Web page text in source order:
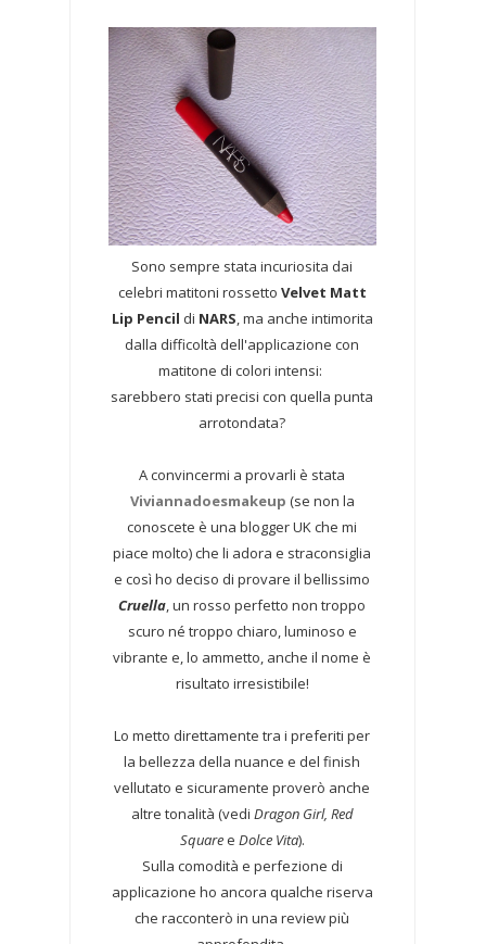
Sono sempre stata incuriosita dai
celebri matitoni rossetto Velvet Matt
Lip Pencil di NARS, ma anche intimorita
dalla difficoltà dell'applicazione con
matitone di colori intensi:
sarebbero stati precisi con quella punta
arrotondata?
A convincermi a provarli è stata
Viviannadoesmakeup (se non la
conoscete è una blogger UK che mi
piace molto) che li adora e straconsiglia
e così ho deciso di provare il bellissimo
Cruella, un rosso perfetto non troppo
scuro né troppo chiaro, luminoso e
vibrante e, lo ammetto, anche il nome è
risultato irresistibile!
Lo metto direttamente tra i preferiti per
la bellezza della nuance e del finish
vellutato e sicuramente proverò anche
altre tonalità (vedi Dragon Girl, Red
Square e Dolce Vita).
Sulla comodità e perfezione di
applicazione ho ancora qualche riserva
che racconterò in una review più